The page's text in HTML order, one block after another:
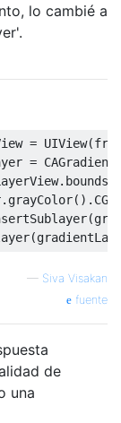
lo cambié a
= UIView(
=
. bounds
. grayColor().
(
(
— Siva Visakan
fuente
de
una